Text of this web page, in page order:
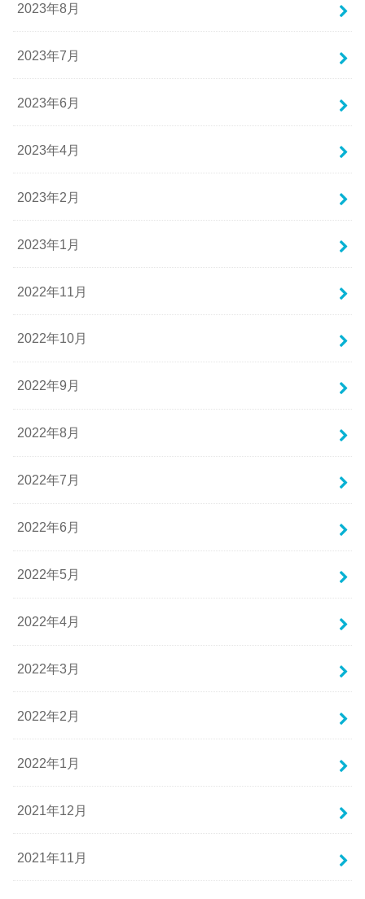
2023年8月
2023年7月
2023年6月
2023年4月
2023年2月
2023年1月
2022年11月
2022年10月
2022年9月
2022年8月
2022年7月
2022年6月
2022年5月
2022年4月
2022年3月
2022年2月
2022年1月
2021年12月
2021年11月